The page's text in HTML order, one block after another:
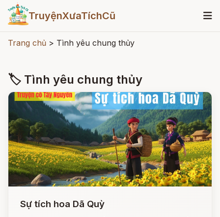
TruyệnXưaTíchCũ
Trang chủ > Tình yêu chung thủy
🏷 Tình yêu chung thủy
Sự tích hoa Dã Quỳ